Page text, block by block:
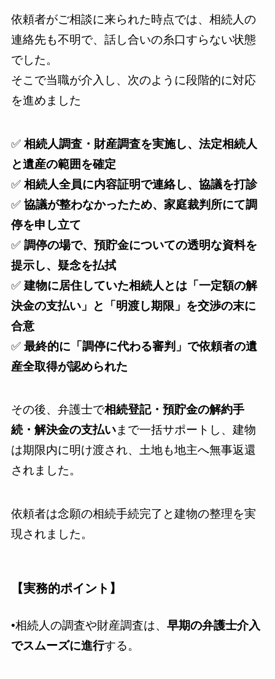
依頼者がご相談に来られた時点では、相続人の
連絡先も不明で、話し合いの糸口すらない状態
でした。
そこで当職が介入し、次のように段階的に対応
を進めました
✅ 相続人調査・財産調査を実施し、法定相続人
と遺産の範囲を確定
✅ 相続人全員に内容証明で連絡し、協議を打診
✅ 協議が整わなかったため、家庭裁判所にて調
停を申し立て
✅ 調停の場で、預貯金についての透明な資料を
提示し、疑念を払拭
✅ 建物に居住していた相続人とは「一定額の解
決金の支払い」と「明渡し期限」を交渉の末に
合意
✅ 最終的に「調停に代わる審判」で依頼者の遺
産全取得が認められた
その後、弁護士で相続登記・預貯金の解約手
続・解決金の支払いまで一括サポートし、建物
は期限内に明け渡され、土地も地主へ無事返還
されました。
依頼者は念願の相続手続完了と建物の整理を実
現されました。
【実務的ポイント 】
•相続人の調査や財産調査は、 早期の弁護士介入
でスムーズに進行する。